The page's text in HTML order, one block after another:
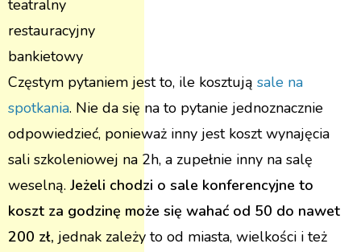
teatralny
restauracyjny
bankietowy
Częstym pytaniem jest to, ile kosztują sale na
spotkania. Nie da się na to pytanie jednoznacznie
odpowiedzieć, ponieważ inny jest koszt wynajęcia
sali szkoleniowej na 2h, a zupełnie inny na salę
weselną. Jeżeli chodzi o sale konferencyjne to
koszt za godzinę może się wahać od 50 do nawet
200 zł, jednak zależy to od miasta, wielkości i też